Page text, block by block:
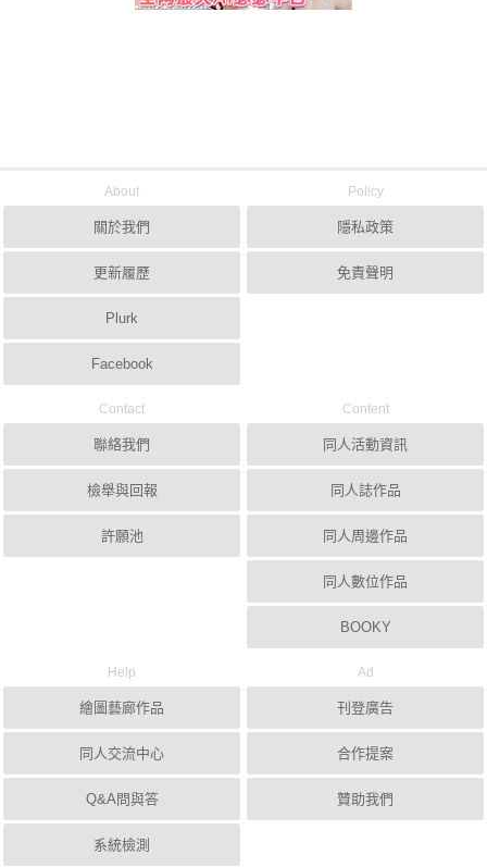
About
關於我們
更新履歷
Plurk
Facebook
Policy
隱私政策
免責聲明
Contact
聯絡我們
檢舉與回報
許願池
Content
同人活動資訊
同人誌作品
同人周邊作品
同人數位作品
BOOKY
Help
繪圖藝廊作品
同人交流中心
Q&A問與答
系統檢測
Ad
刊登廣告
合作提案
贊助我們